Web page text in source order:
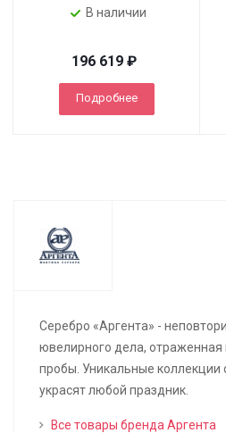
В наличии
196 619₽
Подробнее
Серебро «Аргента» -
ювелирного дела,
пробы. Уникальные коллекции
украсят любой праздник.
Все товары бренда Аргента